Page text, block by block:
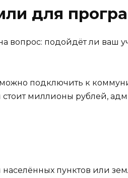
для
вопрос: подойдёт ли ваш
подключить к
миллионы рублей,
пунктов или